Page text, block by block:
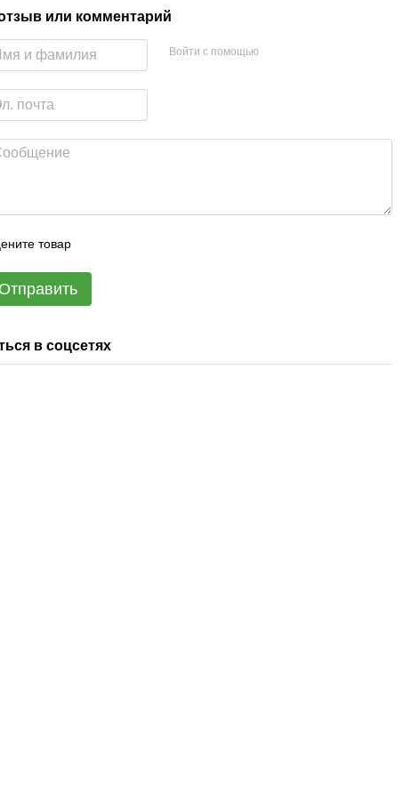
или комментарий
Войти с помощью
товар
Отправить
в соцсетях